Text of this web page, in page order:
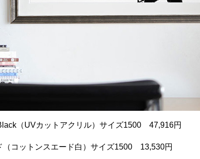
（UVカットアクリル）サイズ1500 47,916円
（コットンスエード白）サイズ1500 13,530円